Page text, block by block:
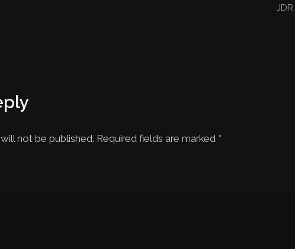
JDR
not be published. Required fields are marked *